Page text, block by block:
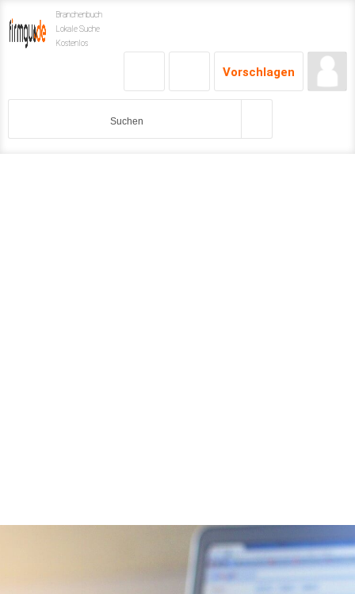
Branchenbuch
Lokale Suche
Kostenlos
Vorschlagen